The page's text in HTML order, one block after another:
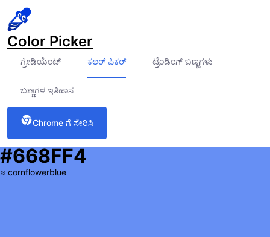
Color Picker
ಗ್ರೇಡಿಯೆಂಟ್ ಕಲರ್ ಪಿಕರ್ ಟ್ರೆಂಡಿಂಗ್ ಬಣ್ಣಗಳು
ಬಣ್ಣಗಳ ಇತಿಹಾಸ
Chrome ಗೆ ಸೇರಿಸಿ
#668FF4
≈ cornflowerblue